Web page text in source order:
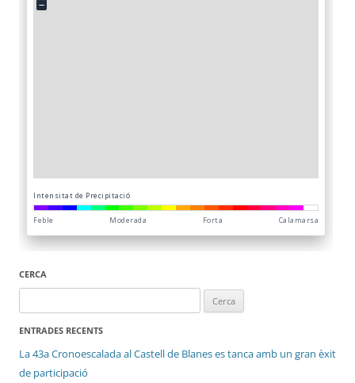
CERCA
ENTRADES RECENTS
La 43a Cronoescalada al Castell de Blanes es tanca amb un gran èxit
de participació